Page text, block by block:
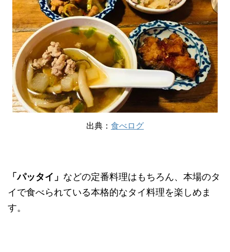
出典： 食べログ
「パッタイ」 などの定番料理はもちろん、本場のタ
イで食べられている本格的なタイ料理を楽しめま
す。